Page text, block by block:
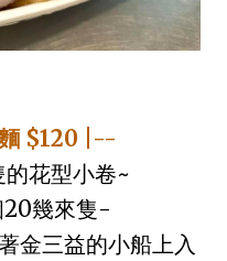
$120 |--
花型小卷~
20幾來隻-
金三益的小船上入